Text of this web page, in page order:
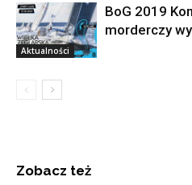
Aktualności
BoG 2019
morderczy
Zobacz też